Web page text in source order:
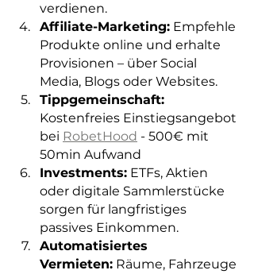
verdienen.
Affiliate-Marketing: Empfehle
Produkte online und erhalte
Provisionen – über Social
Media, Blogs oder Websites.
Tippgemeinschaft:
Kostenfreies Einstiegsangebot
bei RobetHood - 500€ mit
50min Aufwand
Investments: ETFs, Aktien
oder digitale Sammlerstücke
sorgen für langfristiges
passives Einkommen.
Automatisiertes
Vermieten: Räume, Fahrzeuge